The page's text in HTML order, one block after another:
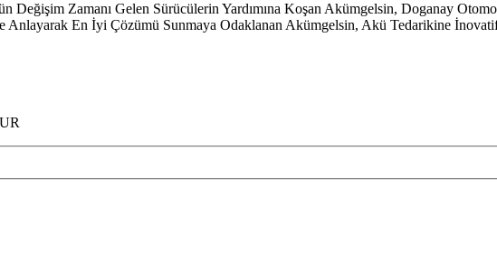
Değişim Zamanı Gelen Sürücülerin Yardımına Koşan Akümgelsin, Doganay
Anlayarak En İyi Çözümü Sunmaya Odaklanan Akümgelsin, Akü Tedarikine